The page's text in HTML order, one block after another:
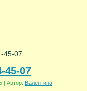
45-07
45-07
| Автор: Валентина